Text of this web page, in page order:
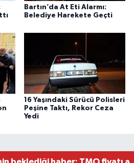
Bartın’da At Eti Alarmı:
Belediye Harekete Geçti
16 Yaşındaki Sürücü Polisleri
Peşine Taktı, Rekor Ceza
Yedi
beklediği haber: TMO fiyatı